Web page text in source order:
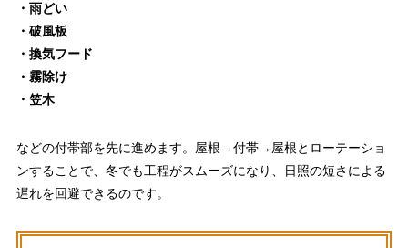
・雨どい
・破風板
・換気フード
・霧除け
・笠木
などの付帯部を先に進めます。屋根→付帯→屋根とローテーショ
ンすることで、冬でも工程がスムーズになり、日照の短さによる
遅れを回避できるのです。